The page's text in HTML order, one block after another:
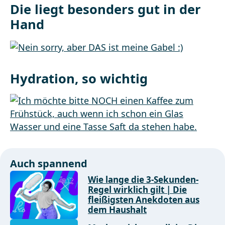
Die liegt besonders gut in der
Hand
Hydration, so wichtig
Auch spannend
Wie lange die 3-Sekunden-
Regel wirklich gilt | Die
fleißigsten Anekdoten aus
dem Haushalt